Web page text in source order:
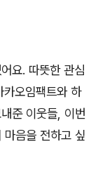
요. 따뜻한 관심
오임팩트와 하
준 이웃들, 이번
마음을 전하고 싶